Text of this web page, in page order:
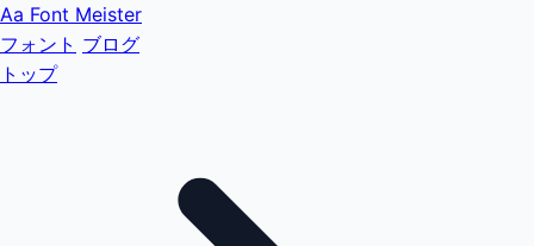
Aa Font Meister
フォント ブログ
トップ